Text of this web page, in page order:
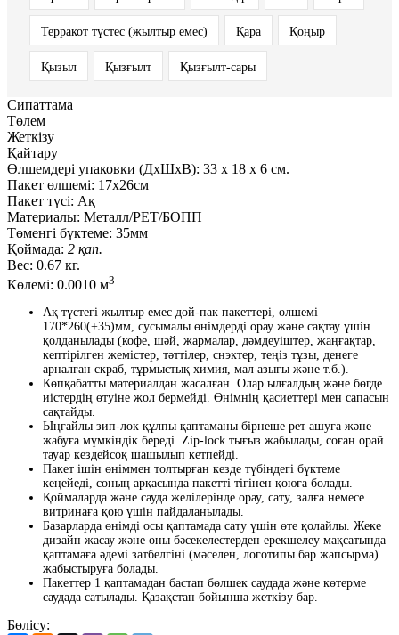
Терракот түстес (жылтыр емес) Қара Қоңыр
Қызыл Қызғылт Қызғылт-сары
Сипаттама
Төлем
Жеткізу
Қайтару
Өлшемдері упаковки (ДxШxВ): 33 x 18 x 6 см.
Пакет өлшемі: 17х26см
Пакет түсі: Ақ
Материалы: Металл/PET/БОПП
Төменгі бүктеме: 35мм
Қоймада: 2 қап.
Вес: 0.67 кг.
Көлемі: 0.0010 м3
Ақ түстегі жылтыр емес дой-пак пакеттері, өлшемі
170*260(+35)мм, сусымалы өнімдерді орау және сақтау үшін
қолданылады (кофе, шәй, жармалар, дәмдеуіштер, жаңғақтар,
кептірілген жемістер, тәттілер, снэктер, теңіз тұзы, денеге
арналған скраб, тұрмыстық химия, мал азығы және т.б.).
Көпқабатты материалдан жасалған. Олар ылғалдың және бөгде
иістердің өтуіне жол бермейді. Өнімнің қасиеттері мен сапасын
сақтайды.
Ыңғайлы зип-лок құлпы қаптаманы бірнеше рет ашуға және
жабуға мүмкіндік береді. Zip-lock тығыз жабылады, соған орай
тауар кездейсоқ шашылып кетпейді.
Пакет ішін өніммен толтырған кезде түбіндегі бүктеме
кеңейеді, соның арқасында пакетті тігінен қоюға болады.
Қоймаларда және сауда желілерінде орау, сату, залға немесе
витринаға қою үшін пайдаланылады.
Базарларда өнімді осы қаптамада сату үшін өте қолайлы. Жеке
дизайн жасау және оны бәсекелестерден ерекшелеу мақсатында
қаптамаға әдемі затбелгіні (мәселен, логотипы бар жапсырма)
жабыстыруға болады.
Пакеттер 1 қаптамадан бастап бөлшек саудада және көтерме
саудада сатылады. Қазақстан бойынша жеткізу бар.
Бөлісу: